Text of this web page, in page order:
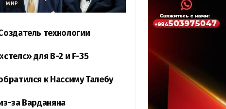
МИР
технологии
для B-2 и F-35
к Нассиму Талебу
за Варданяна